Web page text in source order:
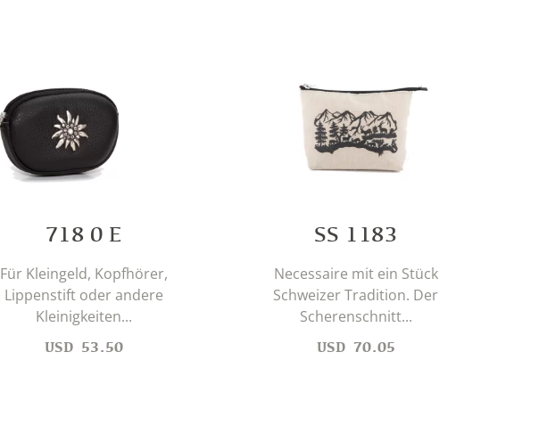
718 0 E
Für Kleingeld, Kopfhörer,
Lippenstift oder andere
Kleinigkeiten...
USD 53.50
SS 1183
Necessaire mit ein Stück
Schweizer Tradition. Der
Scherenschnitt...
USD 70.05